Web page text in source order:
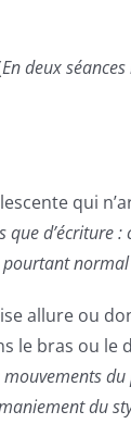
En deux
qui
normal
allure ou
le bras ou le
mouvements
du